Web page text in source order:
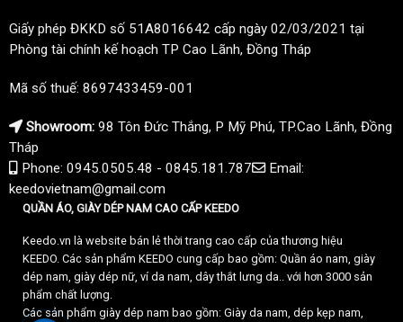
Giấy phép ĐKKD số 51A8016642 cấp ngày 02/03/2021 tại
Phòng tài chính kế hoạch TP Cao Lãnh, Đồng Tháp
Mã số thuế: 8697433459-001
Showroom: 98 Tôn Đức Thắng, P Mỹ Phú, TP.Cao Lãnh, Đồng
Tháp
Phone: 0945.0505.48 - 0845.181.787
Email:
keedovietnam@gmail.com
QUẦN ÁO, GIÀY DÉP NAM CAO CẤP KEEDO
Keedo.vn là website bán lẻ thời trang cao cấp của thương hiệu
KEEDO. Các sản phẩm KEEDO cung cấp bao gồm: Quần áo nam, giày
dép nam, giày dép nữ, ví da nam, dây thắt lưng da.. với hơn 3000 sản
phẩm chất lượng.
Các sản phẩm giày dép nam bao gồm: Giày da nam, dép kẹp nam,